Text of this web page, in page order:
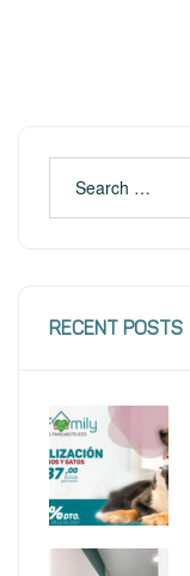
RECENT POSTS